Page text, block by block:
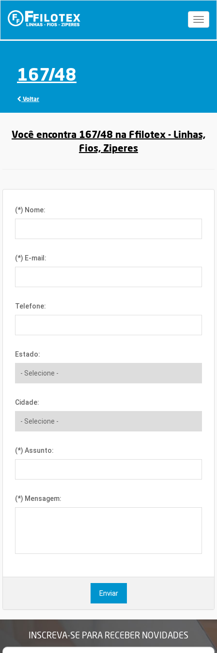
167/48
Voltar
Você encontra 167/48 na Ffilotex - Linhas,
Fios, Ziperes
(*) Nome:
(*) E-mail:
Telefone:
Estado:
Cidade:
(*) Assunto:
(*) Mensagem:
Enviar
INSCREVA-SE PARA RECEBER NOVIDADES